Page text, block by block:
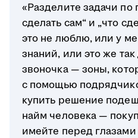
«Разделите задачи по
сделать сам“ и „что
это не люблю, или у
знаний, или это же так
звоночка — зоны,
с помощью
купить решение
найм человека —
имейте перед